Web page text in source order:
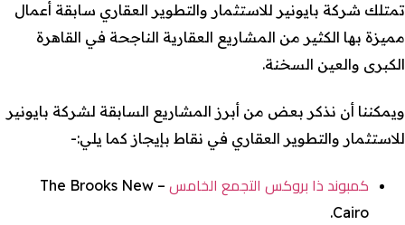
تمتلك شركة بايونير للاستثمار والتطوير العقاري سابقة أعمال
مميزة بها الكثير من المشاريع العقارية الناجحة في القاهرة
الكبرى والعين السخنة.
ويمكننا أن نذكر بعض من أبرز المشاريع السابقة لشركة بايونير
للاستثمار والتطوير العقاري في نقاط بإيجاز كما يلي:-
كمبوند ذا بروكس التجمع الخامس
– The Brooks New
Cairo.